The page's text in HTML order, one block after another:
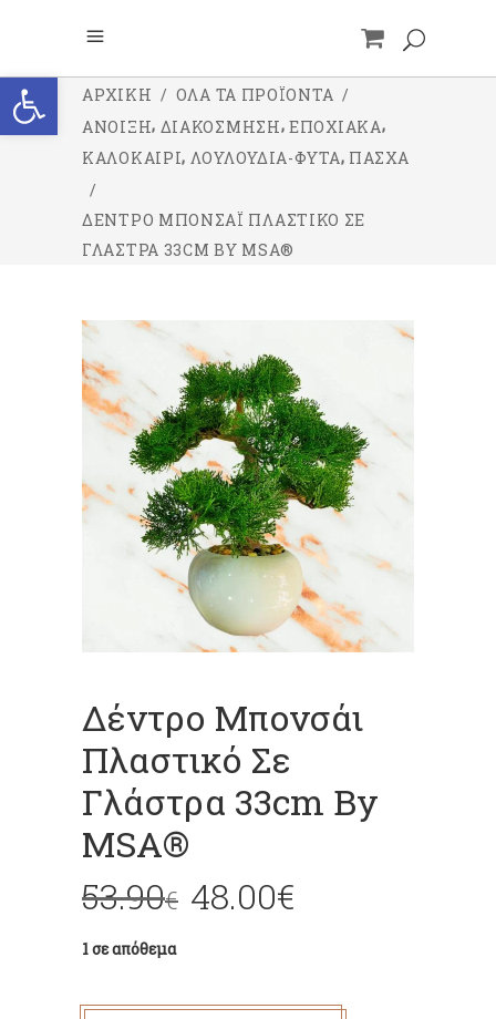
Ανοίξτε τη γραμμή εργαλείων
ΑΡΧΙΚΉ / ΌΛΑ ΤΑ ΠΡΟΪΌΝΤΑ /
ΑΝΟΙΞΗ, ΔΙΑΚΟΣΜΗΣΗ,ΕΠΟΧΙΑΚΑ,
ΚΑΛΟΚΑΙΡΙ, ΛΟΥΛΟΥΔΙΑ-ΦΥΤΑ, ΠΑΣΧΑ
/
ΔΈΝΤΡΟ ΜΠΟΝΣΆΙ ΠΛΑΣΤΙΚΌ ΣΕ
ΓΛΆΣΤΡΑ 33CM BY MSA®
Δέντρο Μπονσάι
Πλαστικό Σε
Γλάστρα 33cm By
MSA®
53.90€ 48.00€
1 σε απόθεμα